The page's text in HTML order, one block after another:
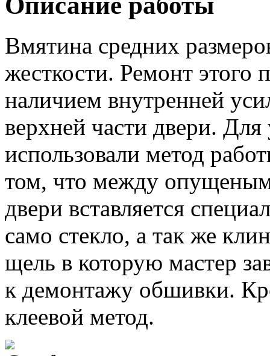
Вмятина средних
жесткости. Ремонт этого
наличием внутренней
верхней части двери.
использовали метод
том, что между
двери вставляется
само стекло, а так же
щель в которую мастер
к демонтажу обшивки.
клеевой метод.